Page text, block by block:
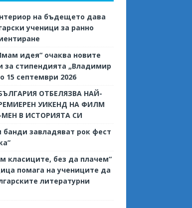
на бъдещето дава
ученици за ранно
идея“ очаква новите
за стипендията „Владимир
15 септември 2026
БЪЛГАРИЯ ОТБЕЛЯЗВА НАЙ-
УИКЕНД НА ФИЛМ
В ИСТОРИЯТА СИ
банди завладяват рок фест
класиците, без да плачем“
помага на учениците да
литературни